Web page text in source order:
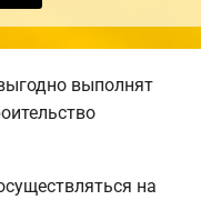
выполнят
на